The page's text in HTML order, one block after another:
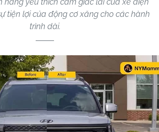
tiện lợi của động cơ xăng cho các hành
trình dài.